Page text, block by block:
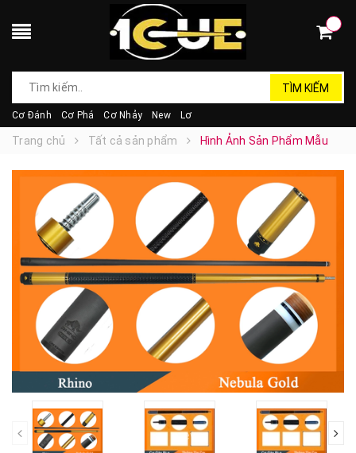
TÌM KIẾM
Cơ Đánh Cơ Phá Cơ Nhảy New Lơ
Trang chủ Tất cả sản phẩm Hình Ảnh Sản Phẩm Mẫu
prev